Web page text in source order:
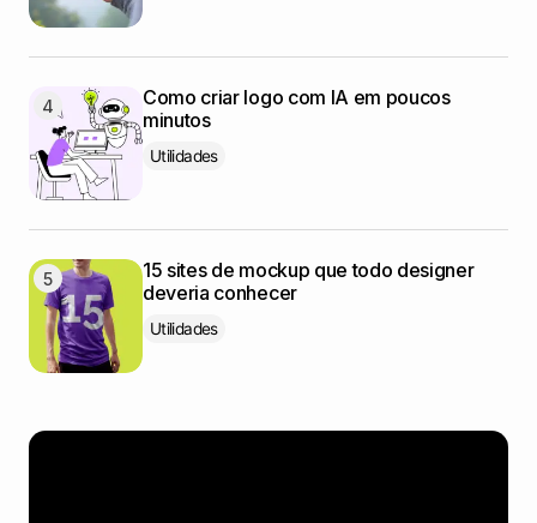
Como criar logo com IA em poucos
minutos
Utilidades
15 sites de mockup que todo designer
deveria conhecer
Utilidades